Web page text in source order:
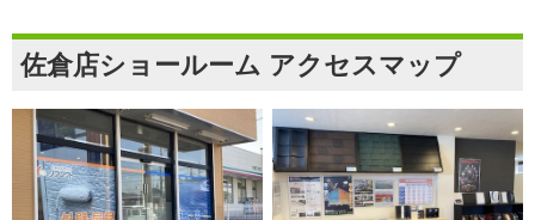
佐倉店ショールーム アクセスマップ